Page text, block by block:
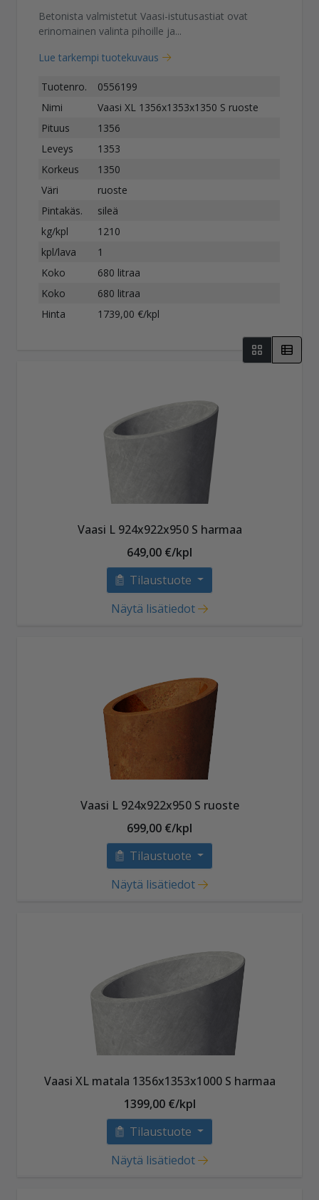
Betonista valmistetut Vaasi-istutusastiat ovat
erinomainen valinta pihoille ja...
Lue tarkempi tuotekuvaus
Tuotenro.
0556199
Nimi
Vaasi XL 1356x1353x1350 S ruoste
Pituus
1356
Leveys
1353
Korkeus
1350
Väri
ruoste
Pintakäs.
sileä
kg/kpl
1210
kpl/lava
1
Koko
680 litraa
Koko
680 litraa
Hinta
1739,00 €/kpl
Vaasi L 924x922x950 S harmaa
649,00 €/kpl
Tilaustuote
Näytä lisätiedot
Vaasi L 924x922x950 S ruoste
699,00 €/kpl
Tilaustuote
Näytä lisätiedot
Vaasi XL matala 1356x1353x1000 S harmaa
1399,00 €/kpl
Tilaustuote
Näytä lisätiedot